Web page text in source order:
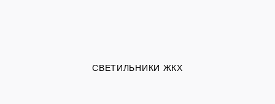
СВЕТИЛЬНИКИ ЖКХ